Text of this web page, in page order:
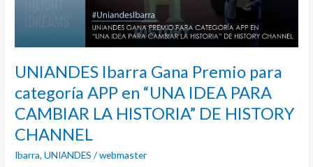
UNIANDES Ibarra Gana Premio para
categoría APP en “UNA IDEA PARA
CAMBIAR LA HISTORIA” DE HISTORY
CHANNEL
Ibarra,UNIANDES /webmaster
PARA
LA
HISTORIA”
DE
HISTORY
CHANNEL